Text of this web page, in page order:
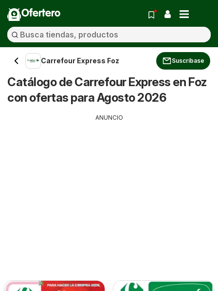
Ofertero
Carrefour Express Foz Suscríbase
Catálogo de Carrefour Express en Foz
con ofertas para Agosto 2026
ANUNCIO